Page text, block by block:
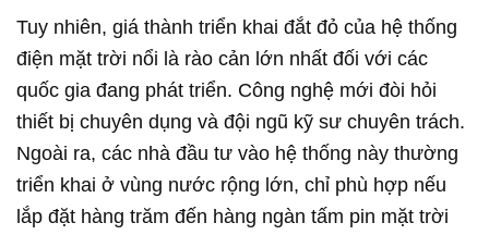
Tuy nhiên, giá thành triển khai đắt đỏ của hệ thống
điện mặt trời nổi là rào cản lớn nhất đối với các
quốc gia đang phát triển. Công nghệ mới đòi hỏi
thiết bị chuyên dụng và đội ngũ kỹ sư chuyên trách.
Ngoài ra, các nhà đầu tư vào hệ thống này thường
triển khai ở vùng nước rộng lớn, chỉ phù hợp nếu
lắp đặt hàng trăm đến hàng ngàn tấm pin mặt trời